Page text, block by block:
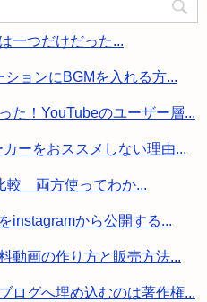
一つだけだった...
ョンにBGMを入れる方...
た！YouTubeのユーザー層...
ーをおススメしない理由...
較 両方使ってわか...
instagramから公開する...
動画の作り方と販売方法...
ログへ埋め込むのは著作権...